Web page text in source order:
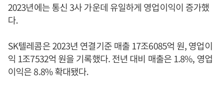
2023년에는 통신 3사 가운데 유일하게 영업이익이 증가했
다.
SK텔레콤은 2023년 연결기준 매출 17조6085억 원, 영업이
익 1조7532억 원을 기록했다. 전년 대비 매출은 1.8%, 영업
이익은 8.8% 확대됐다.